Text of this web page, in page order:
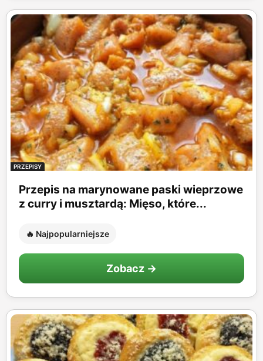
PRZEPISY
Przepis na marynowane paski wieprzowe
z curry i musztardą: Mięso, które...
🔥 Najpopularniejsze
Zobacz →